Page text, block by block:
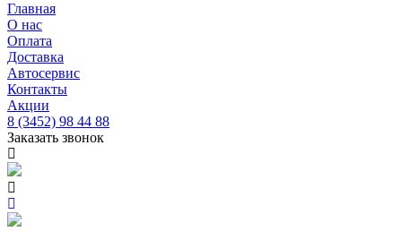
Главная
О нас
Оплата
Доставка
Автосервис
Контакты
Акции
8 (3452) 98 44 88
Заказать звонок